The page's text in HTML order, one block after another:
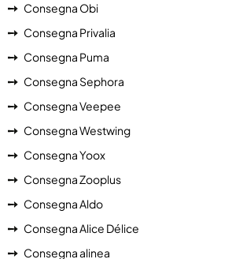
Consegna Obi
Consegna Privalia
Consegna Puma
Consegna Sephora
Consegna Veepee
Consegna Westwing
Consegna Yoox
Consegna Zooplus
Consegna Aldo
Consegna Alice Délice
Consegna alinea